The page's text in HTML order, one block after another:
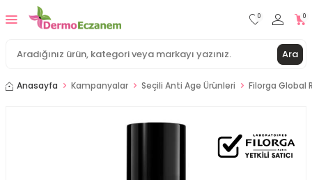
Ara
0 0
Anasayfa Kampanyalar Seçili Anti Age Ürünleri Filorga Global